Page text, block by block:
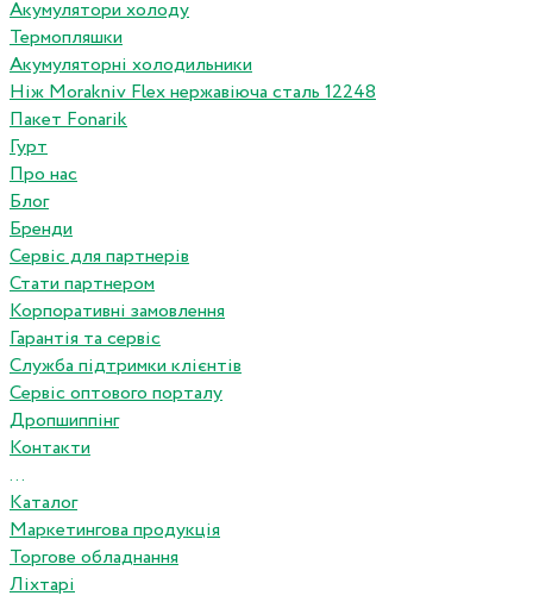
Акумулятори холоду
Термопляшки
Акумуляторні холодильники
Ніж Morakniv Flex нержавіюча сталь 12248
Пакет Fonarik
Гурт
Про нас
Блог
Бренди
Сервіс для партнерів
Стати партнером
Корпоративні замовлення
Гарантія та сервіс
Служба підтримки клієнтів
Сервіс оптового порталу
Дропшиппінг
Контакти
...
Каталог
Маркетингова продукція
Торгове обладнання
Ліхтарі